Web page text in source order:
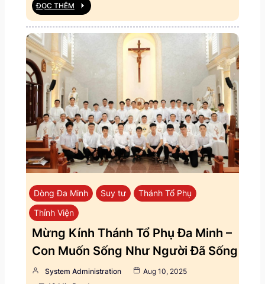
ĐỌC THÊM
Dòng Đa Minh Suy tư
Thánh Tổ Phụ
Thỉnh Viện
Mừng Kính Thánh Tổ Phụ Đa Minh –
Con Muốn Sống Như Người Đã Sống
System Administration
Aug 10, 2025